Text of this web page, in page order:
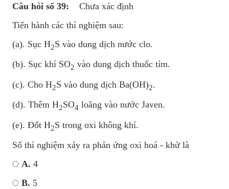
Câu hỏi số 39:
Chưa xác định
Tiến hành các thí nghiệm sau:
(a). Sục H2S vào dung dịch nước clo.
(b). Sục khí SO2 vào dung dịch thuốc tím.
(c). Cho H2S vào dung dịch Ba(OH)2.
(d). Thêm H2SO4 loãng vào nước Javen.
(e). Đốt H2S trong oxi không khí.
Số thí nghiệm xảy ra phản ứng oxi hoá - khử là
A. 4
B. 5